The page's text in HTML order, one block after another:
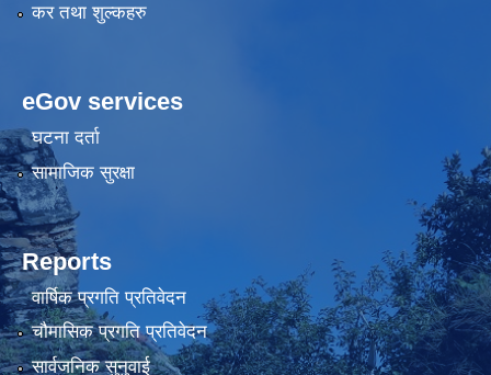
कर तथा शुल्कहरु
eGov services
घटना दर्ता
सामाजिक सुरक्षा
Reports
वार्षिक प्रगति प्रतिवेदन
चौमासिक प्रगति प्रतिवेदन
सार्वजनिक सुनुवाई